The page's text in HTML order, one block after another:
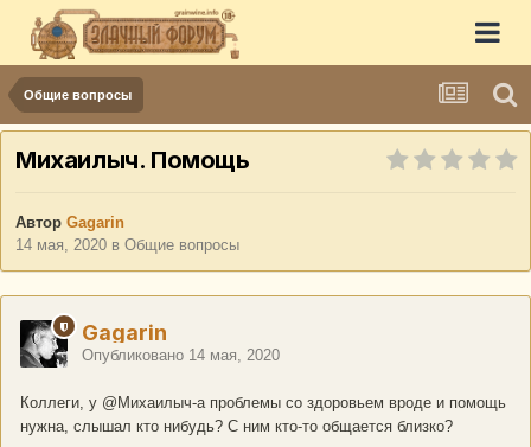
Общие вопросы
Михаилыч. Помощь
Автор Gagarin
14 мая, 2020 в Общие вопросы
Gagarin
Опубликовано 14 мая, 2020
Коллеги, у @Михаилыч-а проблемы со здоровьем вроде и помощь
нужна, слышал кто нибудь? С ним кто-то общается близко?